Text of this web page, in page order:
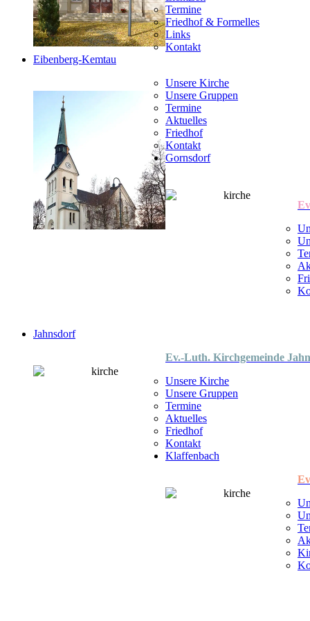
Termine
Friedhof & Formelles
Links
Kontakt
Eibenberg-Kemtau
Unsere Kirche
Unsere Gruppen
Termine
Aktuelles
Friedhof
Kontakt
Gornsdorf
Jahnsdorf
Ev.-Luth. Kirchgemeinde
Unsere Kirche
Unsere Gruppen
Termine
Aktuelles
Friedhof
Kontakt
Klaffenbach